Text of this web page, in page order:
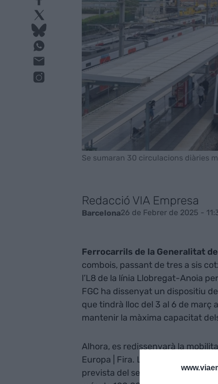
Se sumaran 30 circulacions diàries
Redacció VIA Empresa
Barcelona26 de Febrer de 2025 -
Ferrocarrils de la Generalitat
combois, passant de tres a sis
l’L8 de la línia Llobregat-Anoia
FGC ha dissenyat un dispositiu
que tindrà lloc del 3 al 6 de març
mantenir la màxima capacitat
Alhora, es redissenyarà la
Europa | Fira. La finalitat d’aquest
prevista del servei. Es tracta